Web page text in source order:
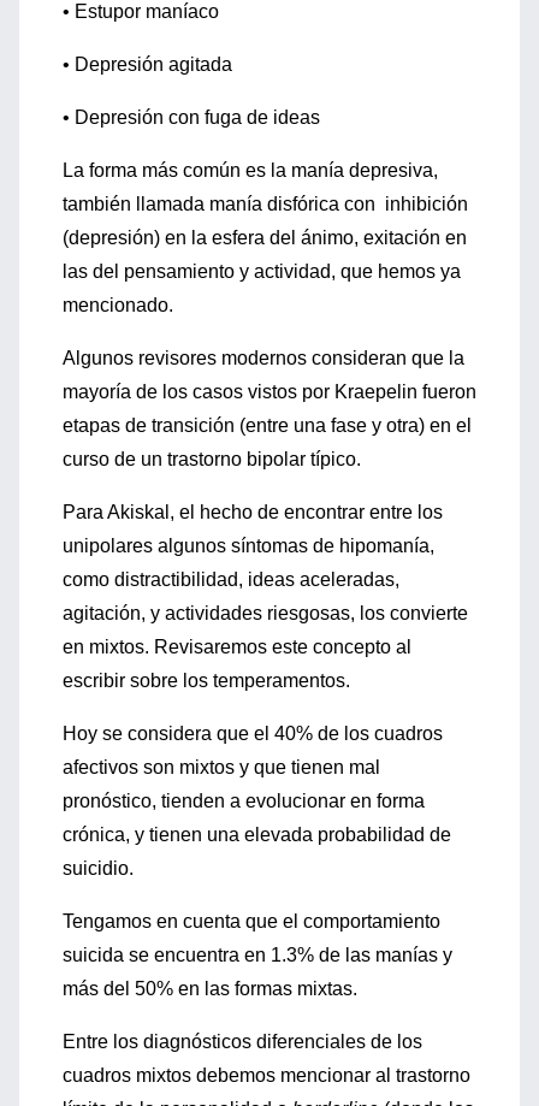
• Estupor maníaco
• Depresión agitada
• Depresión con fuga de ideas
La forma más común es la manía depresiva,
también llamada manía disfórica con inhibición
(depresión) en la esfera del ánimo, exitación en
las del pensamiento y actividad, que hemos ya
mencionado.
Algunos revisores modernos consideran que la
mayoría de los casos vistos por Kraepelin fueron
etapas de transición (entre una fase y otra) en el
curso de un trastorno bipolar típico.
Para Akiskal, el hecho de encontrar entre los
unipolares algunos síntomas de hipomanía,
como distractibilidad, ideas aceleradas,
agitación, y actividades riesgosas, los convierte
en mixtos. Revisaremos este concepto al
escribir sobre los temperamentos.
Hoy se considera que el 40% de los cuadros
afectivos son mixtos y que tienen mal
pronóstico, tienden a evolucionar en forma
crónica, y tienen una elevada probabilidad de
suicidio.
Tengamos en cuenta que el comportamiento
suicida se encuentra en 1.3% de las manías y
más del 50% en las formas mixtas.
Entre los diagnósticos diferenciales de los
cuadros mixtos debemos mencionar al trastorno